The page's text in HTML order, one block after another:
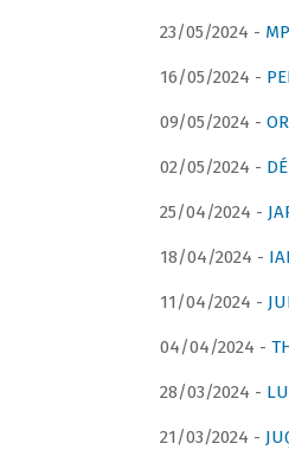
23/05/2024 -
16/05/2024 -
09/05/2024 -
02/05/2024 -
25/04/2024 -
18/04/2024 -
11/04/2024 -
04/04/2024 -
28/03/2024 -
21/03/2024 -